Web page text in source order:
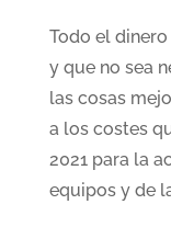
Todo el
y que no sea
las cosas
a los costes
2021 para la
equipos y de